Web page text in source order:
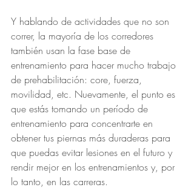
Y hablando de actividades que no son
correr, la mayoría de los corredores
también usan la fase base de
entrenamiento para hacer mucho trabajo
de prehabilitación: core, fuerza,
movilidad, etc. Nuevamente, el punto es
que estás tomando un período de
entrenamiento para concentrarte en
obtener tus piernas más duraderas para
que puedas evitar lesiones en el futuro y
rendir mejor en los entrenamientos y, por
lo tanto, en las carreras.